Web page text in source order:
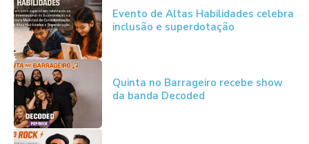
Evento de Altas Habilidades celebra
inclusão e superdotação
Quinta no Barrageiro recebe show
da banda Decoded